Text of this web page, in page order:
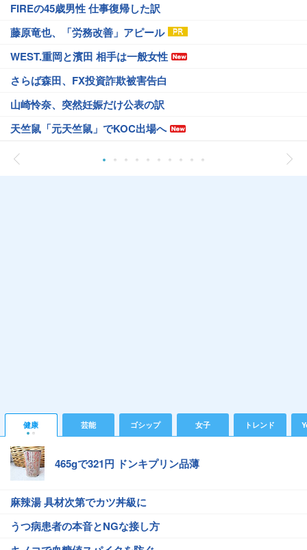
FIREの45歳男性 仕事復帰した訳
藤原竜也、「労務改善」アピール
WEST.重岡と濱田 相手は一般女性
さらば森田、FX投資詐欺被害告白
山崎怜奈、突然妊娠だけ公表の訳
天竺鼠「元天竺鼠」でKOC出場へ
健康 芸能 ゴシップ 女子 トレンド
465gで321円 ドンキプリン品薄
麻辣湯 具材次第でカツ丼級に
うつ病患者の本音とNGな接し方